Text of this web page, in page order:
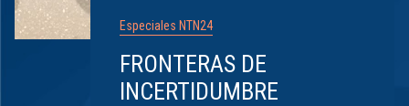
Especiales NTN24
FRONTERAS DE
INCERTIDUMBRE